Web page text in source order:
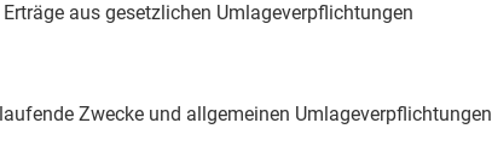
aus gesetzlichen Umlageverpflichtungen
Zwecke und allgemeinen Umlageverpflichtungen